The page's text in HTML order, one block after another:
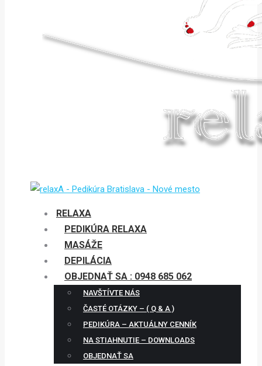
RELAXA
PEDIKÚRA RELAXA
MASÁŽE
DEPILÁCIA
OBJEDNAŤ SA : 0948 685 062
NAVŠTÍVTE NÁS
ČASTÉ OTÁZKY – ( Q & A )
PEDIKÚRA – AKTUÁLNY CENNÍK
NA STIAHNUTIE – DOWNLOADS
OBJEDNAŤ SA